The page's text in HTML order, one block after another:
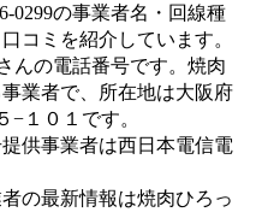
0299の事業者名・回線種
コミを紹介しています。
んの電話番号です。 焼肉
業者で、所在地は大阪府
−１０１ です。
供事業者は西日本電信電
の最新情報は焼肉ひろっ